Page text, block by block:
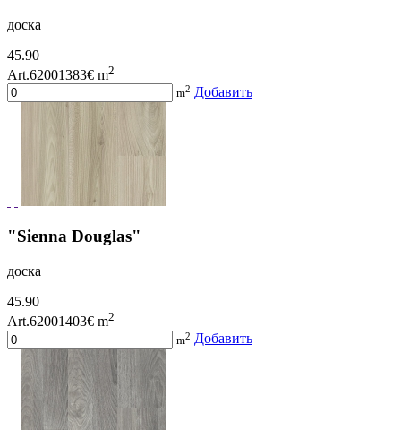
доска
45.90
Art.62001383€ m2
m2 Добавить
"Sienna Douglas"
доска
45.90
Art.62001403€ m2
m2 Добавить